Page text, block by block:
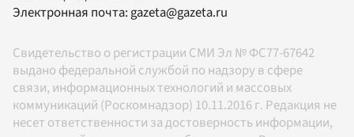
Электронная почта:gazeta@gazeta.ru
Свидетельство о регистрации СМИ Эл № ФС77-67642
выдано федеральной службой по надзору в сфере
связи, информационных технологий и массовых
коммуникаций (Роскомнадзор) 10.11.2016 г. Редакция не
несет ответственности за достоверность информации,